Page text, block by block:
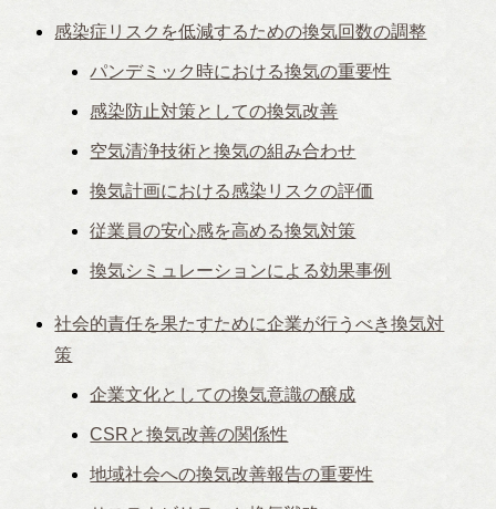
感染症リスクを低減するための換気回数の調整
パンデミック時における換気の重要性
感染防止対策としての換気改善
空気清浄技術と換気の組み合わせ
換気計画における感染リスクの評価
従業員の安心感を高める換気対策
換気シミュレーションによる効果事例
社会的責任を果たすために企業が行うべき換気対
策
企業文化としての換気意識の醸成
CSRと換気改善の関係性
地域社会への換気改善報告の重要性